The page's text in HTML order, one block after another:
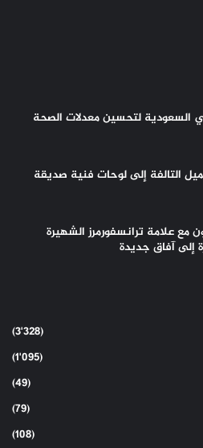
السعودية لتحسين معدلات الصحة
التالفة إلى لوحات فنية صديقة
علامة ترانسفورمرز الشهيرة
إلى آفاق جديدة
(3٬328)
(1٬095)
(49)
(79)
(108)